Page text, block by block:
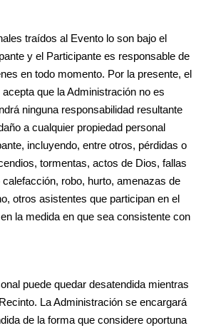
traídos al Evento lo son bajo el
y el Participante es responsable de
en todo momento. Por la presente, el
que la Administración no es
ninguna responsabilidad resultante
a cualquier propiedad personal
incluyendo, entre otros, pérdidas o
tormentas, actos de Dios, fallas
robo, hurto, amenazas de
otros asistentes que participan en el
la medida en que sea consistente con
puede quedar desatendida mientras
La Administración se encargará
de la forma que considere oportuna